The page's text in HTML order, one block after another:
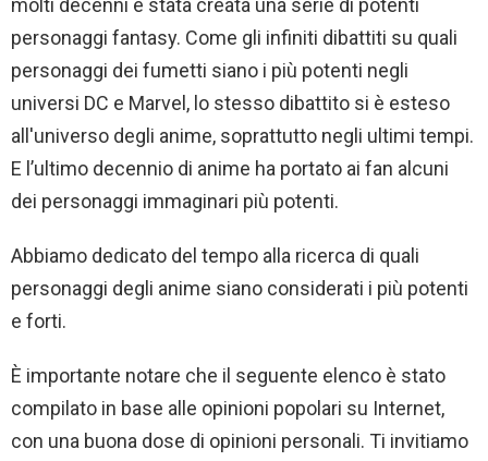
molti decenni è stata creata una serie di potenti
personaggi fantasy. Come gli infiniti dibattiti su quali
personaggi dei fumetti siano i più potenti negli
universi DC e Marvel, lo stesso dibattito si è esteso
all'universo degli anime, soprattutto negli ultimi tempi.
E l’ultimo decennio di anime ha portato ai fan alcuni
dei personaggi immaginari più potenti.
Abbiamo dedicato del tempo alla ricerca di quali
personaggi degli anime siano considerati i più potenti
e forti.
È importante notare che il seguente elenco è stato
compilato in base alle opinioni popolari su Internet,
con una buona dose di opinioni personali. Ti invitiamo